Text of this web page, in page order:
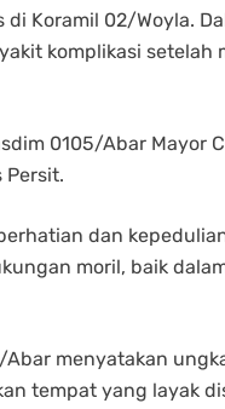
Koramil 02/Woyla.
komplikasi setelah
0105/Abar Mayor
Persit.
dan
moril, baik
Abar menyatakan
tempat yang layak